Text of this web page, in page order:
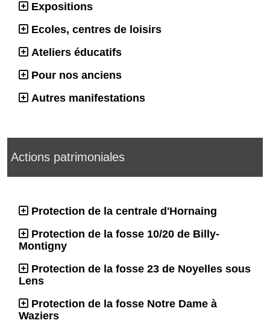
Expositions
Ecoles, centres de loisirs
Ateliers éducatifs
Pour nos anciens
Autres manifestations
Actions patrimoniales
Protection de la centrale d'Hornaing
Protection de la fosse 10/20 de Billy-
Montigny
Protection de la fosse 23 de Noyelles sous
Lens
Protection de la fosse Notre Dame à
Waziers